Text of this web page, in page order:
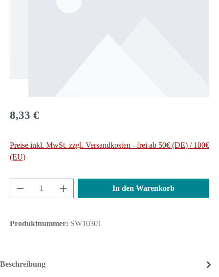
Regulärer Preis:
8,33 €
Preise inkl. MwSt. zzgl. Versandkosten - frei ab 50€ (DE) / 100€
(EU)
Produkt Anzahl: Gib den gewünschten Wert
In den Warenkorb
Produktnummer: SW10301
Beschreibung